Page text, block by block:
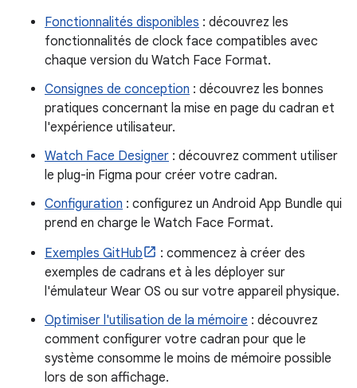
Fonctionnalités disponibles : découvrez les
fonctionnalités de clock face compatibles avec
chaque version du Watch Face Format.
Consignes de conception : découvrez les bonnes
pratiques concernant la mise en page du cadran et
l'expérience utilisateur.
Watch Face Designer : découvrez comment utiliser
le plug-in Figma pour créer votre cadran.
Configuration : configurez un Android App Bundle qui
prend en charge le Watch Face Format.
Exemples GitHub
: commencez à créer des
exemples de cadrans et à les déployer sur
l'émulateur Wear OS ou sur votre appareil physique.
Optimiser l'utilisation de la mémoire : découvrez
comment configurer votre cadran pour que le
système consomme le moins de mémoire possible
lors de son affichage.